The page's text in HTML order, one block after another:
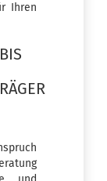
Ihren